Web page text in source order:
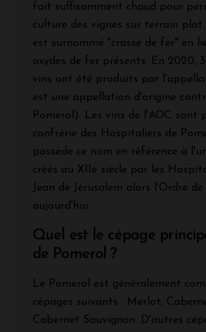
fait suffisamment chaud pour
culture des vignes sur terrain plat.
est surnommé "crasse de fer" en
oxydes de fer présents. En 2020,
vins ont été produits par
est une appellation d'origine
Pomerol). Les vins de l'AOC sont
confrérie des Hospitaliers de
possède ce nom en référence à
créés au XIIe siècle par les
Jean de Jérusalem alors l'Ordre
aujourd'hui.
Quel est le cépage
de Pomerol ?
Le Pomerol est généralement
cépages suivants : Merlot,
Cabernet Sauvignon. D'autres